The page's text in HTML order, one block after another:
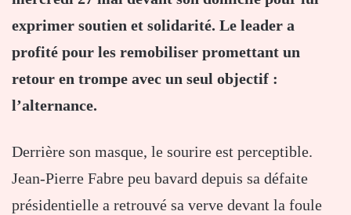
exprimer soutien et solidarité. Le leader a
profité pour les remobiliser promettant un
retour en trompe avec un seul objectif :
l’alternance.
Derrière son masque, le sourire est perceptible.
Jean-Pierre Fabre peu bavard depuis sa défaite
présidentielle a retrouvé sa verve devant la foule